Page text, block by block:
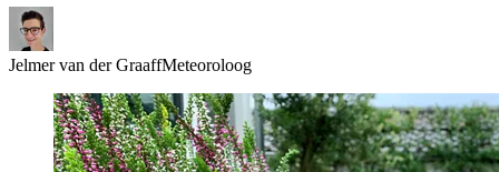
Jelmer van der GraaffMeteoroloog